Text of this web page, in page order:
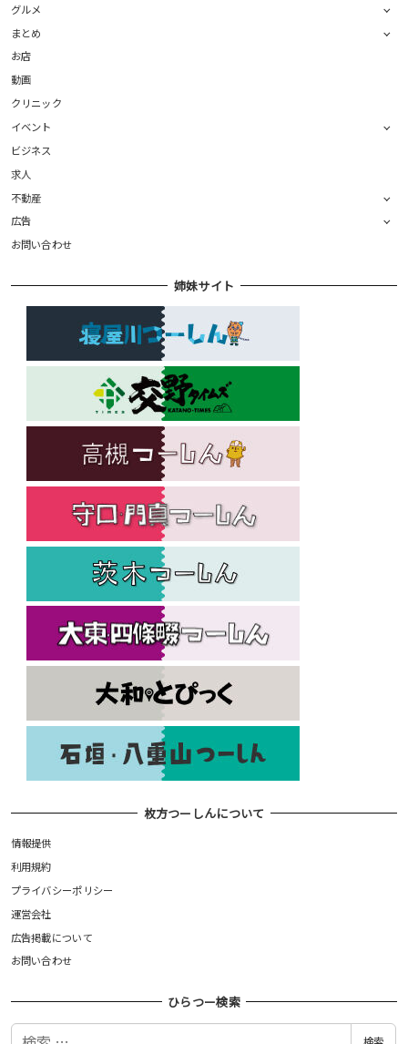
グルメ
まとめ
お店
動画
クリニック
イベント
ビジネス
求人
不動産
広告
お問い合わせ
姉妹サイト
枚方つーしんについて
情報提供
利用規約
プライバシーポリシー
運営会社
広告掲載について
お問い合わせ
ひらつー検索
検